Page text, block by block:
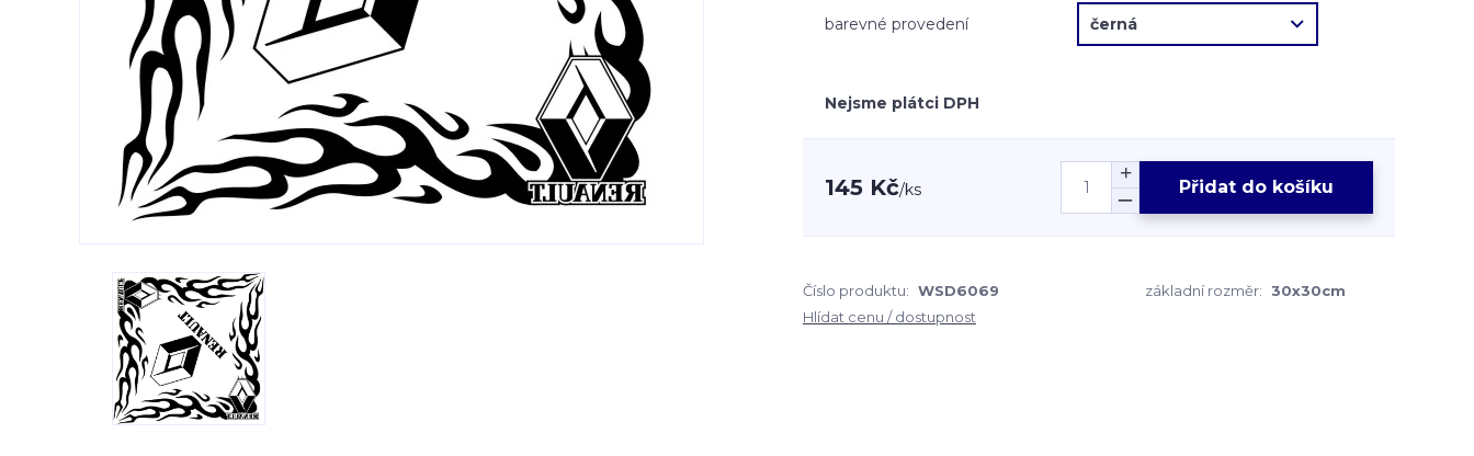
barevné provedení
Nejsme plátci DPH
145 Kč/ks Přidat do košíku
Číslo produktu: WSD6069 základní rozměr: 30x30cm
Hlídat cenu / dostupnost